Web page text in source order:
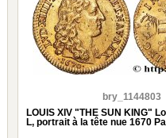
bry_1144803
LOUIS XIV "THE SUN KING"
L, portrait à la tête nue 1670